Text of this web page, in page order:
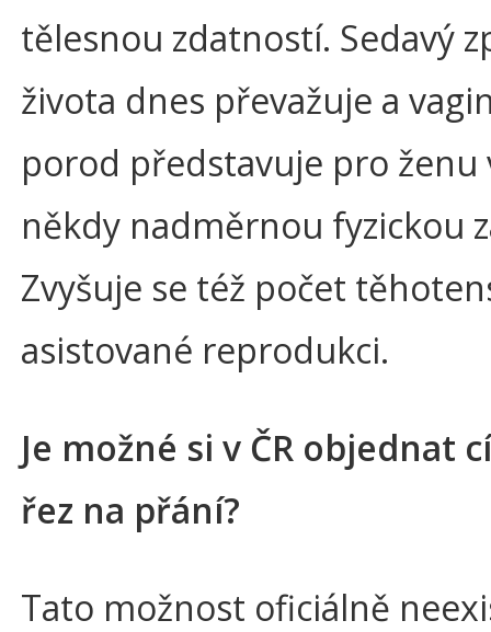
tělesnou zdatností. Sedavý
života dnes převažuje a
porod představuje pro ženu
někdy nadměrnou fyzickou
Zvyšuje se též počet
asistované reprodukci.
Je možné si v ČR objednat
řez na přání?
Tato možnost oficiálně